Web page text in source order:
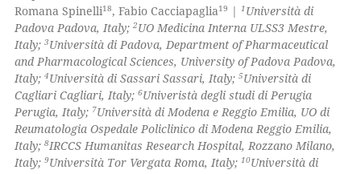
how this article has been
atscite.ai
shows how a scientific paper
cited by providing the
of the citation, a
describing whether
mentions, or contrasts
Romana Spinelli18, Fabio Cacciapaglia19 |1 Università di
Padova Padova, Italy;2UO Medicina Interna ULSS3 Mestre,
Italy;3Università di Padova, Department of Pharmaceutical
and Pharmacological Sciences, University of Padova Padova,
Italy;4Università di Sassari Sassari, Italy;5Università di
Cagliari Cagliari, Italy;6Univeristà degli studi di Perugia
Perugia, Italy; 7Università di Modena e Reggio Emilia, UO di
Reumatologia Ospedale Policlinico di Modena Reggio Emilia,
Italy;8IRCCS Humanitas Research Hospital, Rozzano Milano,
Italy;9Università Tor Vergata Roma, Italy;10Università di